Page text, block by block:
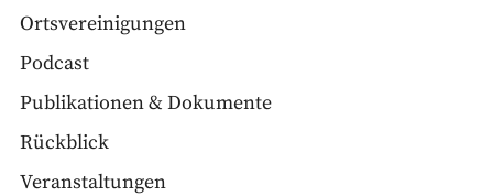
Ortsvereinigungen
Podcast
Publikationen & Dokumente
Rückblick
Veranstaltungen